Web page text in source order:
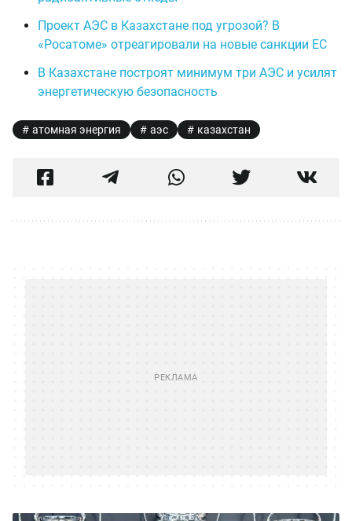
Проект АЭС в Казахстане под угрозой? В
«Росатоме» отреагировали на новые санкции ЕС
В Казахстане построят минимум три АЭС и усилят
энергетическую безопасность
атомная энергия аэс казахстан